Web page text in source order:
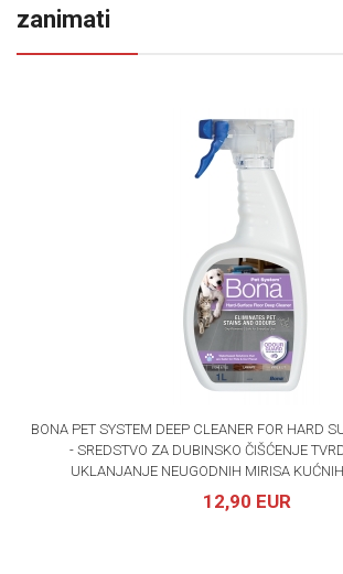
zanimati
BONA PET SYSTEM DEEP CLEANER FOR HARD
- SREDSTVO ZA DUBINSKO ČIŠĆENJE
UKLANJANJE NEUGODNIH MIRISA
12,90 EUR